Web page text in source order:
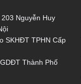
Nguyễn Huy
SKHĐT TPHN Cấp
Thành Phố